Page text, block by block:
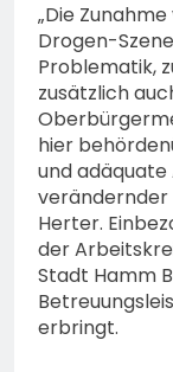
„Die
Drogen-
Problematik,
zusätzlich
hier
und
verändernder
Herter.
der
Stadt Hamm
erbringt.